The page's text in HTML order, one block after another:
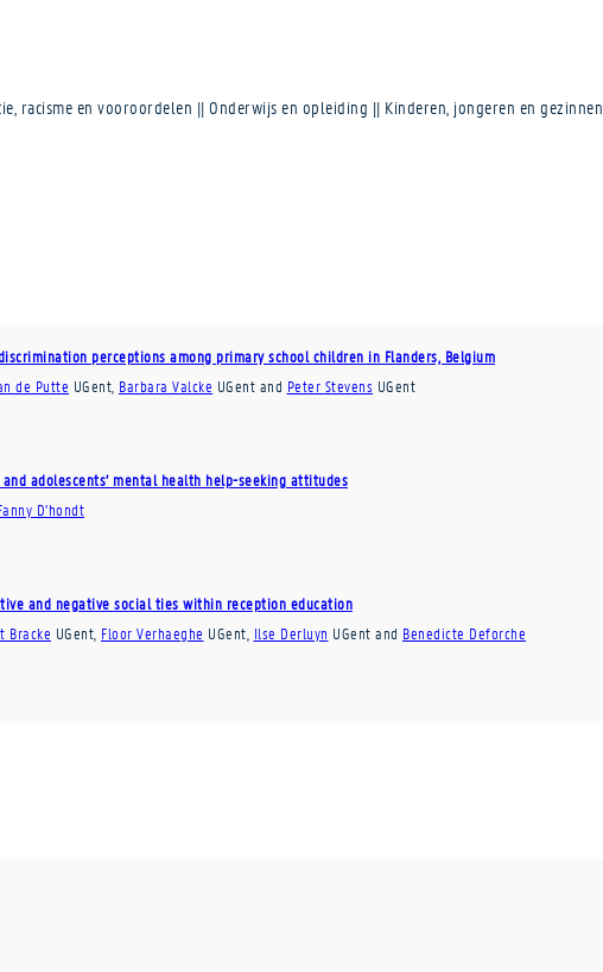
racisme en vooroordelen || Onderwijs en opleiding || Kinderen, jongeren en gezinnen
perceptions among primary school children in Flanders, Belgium
de Putte UGent Barbara Valcke UGent and Peter Stevens UGent
adolescents’ mental health help-seeking attitudes
D’hondt
and negative social ties within reception education
Bracke UGent Floor Verhaeghe UGent Ilse Derluyn UGent and Benedicte Deforche